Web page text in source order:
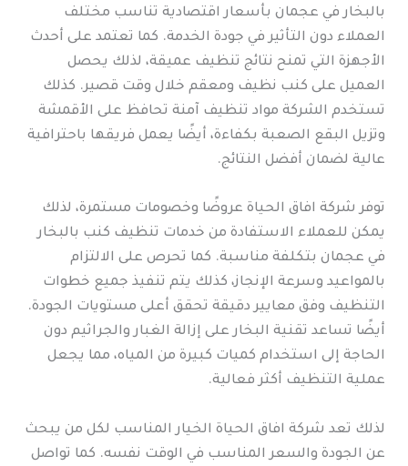
بالبخار في عجمان بأسعار اقتصادية تناسب مختلف
العملاء دون التأثير في جودة الخدمة. كما تعتمد على أحدث
الأجهزة التي تمنح نتائج تنظيف عميقة، لذلك يحصل
العميل على كنب نظيف ومعقم خلال وقت قصير. كذلك
تستخدم الشركة مواد تنظيف آمنة تحافظ على الأقمشة
وتزيل البقع الصعبة بكفاءة، أيضًا يعمل فريقها باحترافية
عالية لضمان أفضل النتائج.
توفر شركة افاق الحياة عروضًا وخصومات مستمرة، لذلك
يمكن للعملاء الاستفادة من خدمات تنظيف كنب بالبخار
في عجمان بتكلفة مناسبة. كما تحرص على الالتزام
بالمواعيد وسرعة الإنجاز، كذلك يتم تنفيذ جميع خطوات
التنظيف وفق معايير دقيقة تحقق أعلى مستويات الجودة.
أيضًا تساعد تقنية البخار على إزالة الغبار والجراثيم دون
الحاجة إلى استخدام كميات كبيرة من المياه، مما يجعل
عملية التنظيف أكثر فعالية.
لذلك تعد شركة افاق الحياة الخيار المناسب لكل من يبحث
عن الجودة والسعر المناسب في الوقت نفسه. كما تواصل